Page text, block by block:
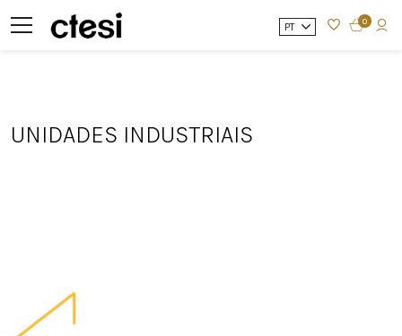
PT 0
UNIDADES INDUSTRIAIS